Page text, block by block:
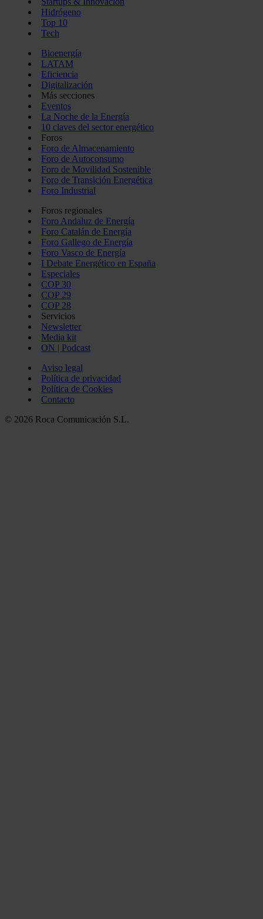
Hidrógeno
Top 10
Tech
Bioenergía
LATAM
Eficiencia
Digitalización
Más secciones
Eventos
La Noche de la Energía
10 claves del sector energético
Foros
Foro de Almacenamiento
Foro de Autoconsumo
Foro de Movilidad Sostenible
Foro de Transición Energética
Foro Industrial
Foros regionales
Foro Andaluz de Energía
Foro Catalán de Energía
Foro Gallego de Energía
Foro Vasco de Energía
I Debate Energético en España
Especiales
COP 30
COP 29
COP 28
Servicios
Newsletter
Media kit
ON | Podcast
Aviso legal
Política de privacidad
Política de Cookies
Contacto
© 2026 Roca Comunicación S.L.